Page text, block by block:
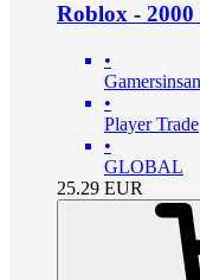
Roblox -
•
•
Player Trade
•
GLOBAL
25.29 EUR